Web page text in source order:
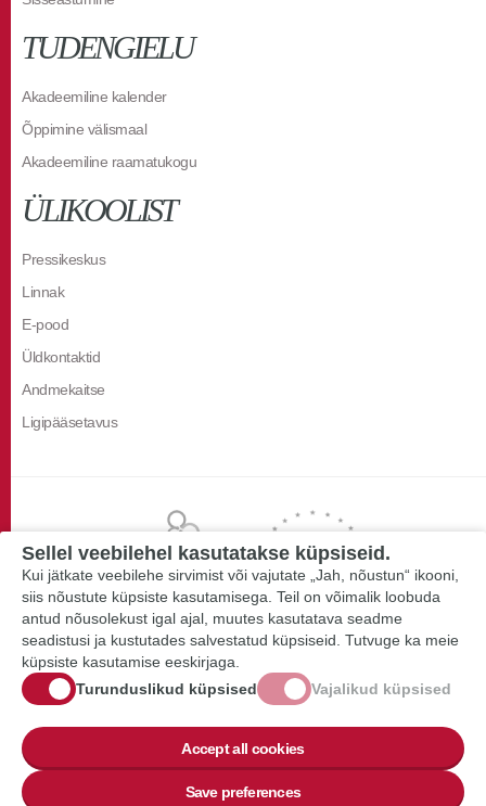
TUDENGIELU
Akadeemiline kalender
Õppimine välismaal
Akadeemiline raamatukogu
ÜLIKOOLIST
Pressikeskus
Linnak
E-pood
Üldkontaktid
Andmekaitse
Ligipääsetavus
Sellel veebilehel kasutatakse küpsiseid.
Kui jätkate veebilehe sirvimist või vajutate „Jah, nõustun“ ikooni,
siis nõustute küpsiste kasutamisega. Teil on võimalik loobuda
antud nõusolekust igal ajal, muutes kasutatava seadme
seadistusi ja kustutades salvestatud küpsiseid. Tutvuge ka meie
küpsiste kasutamise eeskirjaga.
Turunduslikud küpsised
Vajalikud küpsised
Accept all cookies
Save preferences